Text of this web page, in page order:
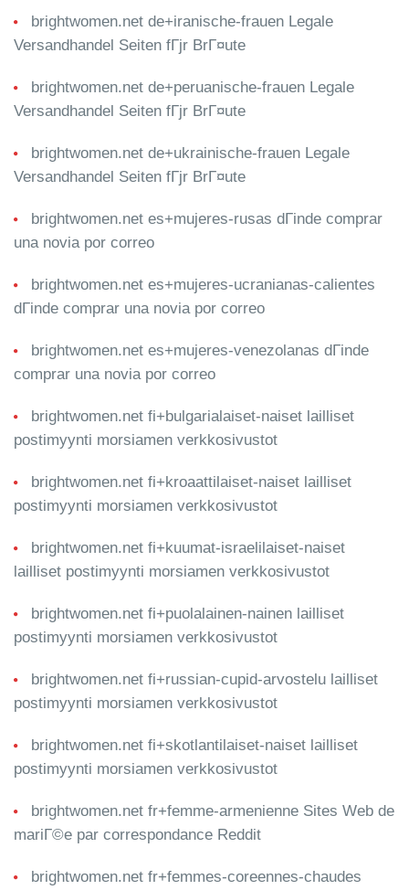
brightwomen.net de+iranische-frauen Legale
Versandhandel Seiten fГјr BrГ¤ute
brightwomen.net de+peruanische-frauen Legale
Versandhandel Seiten fГјr BrГ¤ute
brightwomen.net de+ukrainische-frauen Legale
Versandhandel Seiten fГјr BrГ¤ute
brightwomen.net es+mujeres-rusas dГіnde comprar
una novia por correo
brightwomen.net es+mujeres-ucranianas-calientes
dГіnde comprar una novia por correo
brightwomen.net es+mujeres-venezolanas dГіnde
comprar una novia por correo
brightwomen.net fi+bulgarialaiset-naiset lailliset
postimyynti morsiamen verkkosivustot
brightwomen.net fi+kroaattilaiset-naiset lailliset
postimyynti morsiamen verkkosivustot
brightwomen.net fi+kuumat-israelilaiset-naiset
lailliset postimyynti morsiamen verkkosivustot
brightwomen.net fi+puolalainen-nainen lailliset
postimyynti morsiamen verkkosivustot
brightwomen.net fi+russian-cupid-arvostelu lailliset
postimyynti morsiamen verkkosivustot
brightwomen.net fi+skotlantilaiset-naiset lailliset
postimyynti morsiamen verkkosivustot
brightwomen.net fr+femme-armenienne Sites Web de
mariГ©e par correspondance Reddit
brightwomen.net fr+femmes-coreennes-chaudes